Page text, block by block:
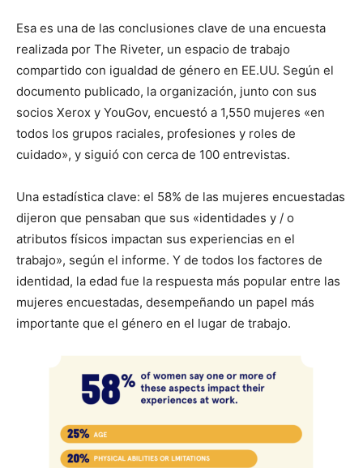
Esa es una de las conclusiones clave de una encuesta
realizada por The Riveter, un espacio de trabajo
compartido con igualdad de género en EE.UU. Según el
documento publicado, la organización, junto con sus
socios Xerox y YouGov, encuestó a 1,550 mujeres «en
todos los grupos raciales, profesiones y roles de
cuidado», y siguió con cerca de 100 entrevistas.
Una estadística clave: el 58% de las mujeres encuestadas
dijeron que pensaban que sus «identidades y / o
atributos físicos impactan sus experiencias en el
trabajo», según el informe. Y de todos los factores de
identidad, la edad fue la respuesta más popular entre las
mujeres encuestadas, desempeñando un papel más
importante que el género en el lugar de trabajo.